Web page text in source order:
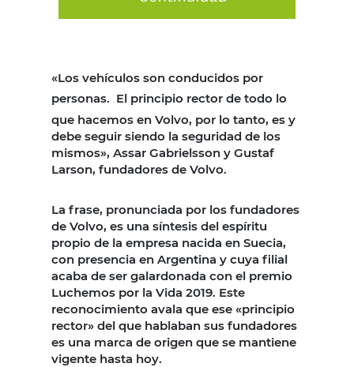
«Los vehículos son conducidos por
personas. El principio rector de todo lo
que hacemos en Volvo, por lo tanto, es y
debe seguir siendo la seguridad de los
mismos», Assar Gabrielsson y Gustaf
Larson, fundadores de Volvo.
La frase, pronunciada por los fundadores
de Volvo, es una síntesis del espíritu
propio de la empresa nacida en Suecia,
con presencia en Argentina y cuya filial
acaba de ser galardonada con el premio
Luchemos por la Vida 2019. Este
reconocimiento avala que ese «principio
rector» del que hablaban sus fundadores
es una marca de origen que se mantiene
vigente hasta hoy.